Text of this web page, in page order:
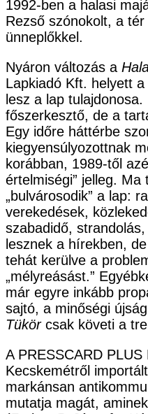
1992-ben a halasi
Rezső szónokolt, a
ünneplőkkel.
Nyáron változás a
Lapkiadó Kft. helyett
lesz a lap
főszerkesztő, de a
Egy időre háttérbe
kiegyensúlyozottnak
korábban, 1989-től
értelmiségi” jelleg.
„bulvárosodik” a lap:
verekedések,
szabadidő,
lesznek a hírekben,
tehát kerülve a
„mélyreásást.”
már egyre inkább
sajtó, a minőségi
Tükörcsak követi a
A PRESSCARD
Kecskemétről
markánsan
mutatja magát,